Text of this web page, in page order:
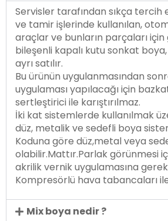
Servisler tarafından sıkça tercih
ve tamir işlerinde kullanılan,
araçlar ve bunların parçaları
bileşenli kapalı kutu sonkat
ayrı satılır.
Bu ürünün uygulanmasından
uygulaması yapılacağı için
sertleştirici ile karıştırılmaz.
İki kat sistemlerde kullanılmak
düz, metalik ve sedefli boya
Koduna göre düz,metal veya
olabilir.Mattır.Parlak görünmesi
akrilik vernik uygulamasına
Kompresörlü hava tabancaları
Mix boya nedir ?